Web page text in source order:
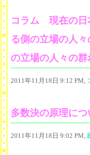
コラム 現在の日
る側の立場の人
の立場の人々の群
2011年11月18日 9:12 PM,
多数決の原理に
2011年11月18日 9:02 PM,